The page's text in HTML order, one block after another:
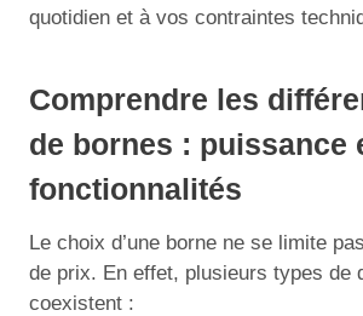
quotidien et à vos contraintes
Comprendre les
de bornes : puissance
fonctionnalités
Le choix d’une borne ne se limite
de prix. En effet, plusieurs types de
coexistent :